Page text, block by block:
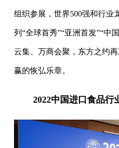
组织参展，世界500强和行业
列“全球首秀”“亚洲首发”“
云集、万商会聚，东方之约
赢的恢弘乐章。
2022中国进口食品行